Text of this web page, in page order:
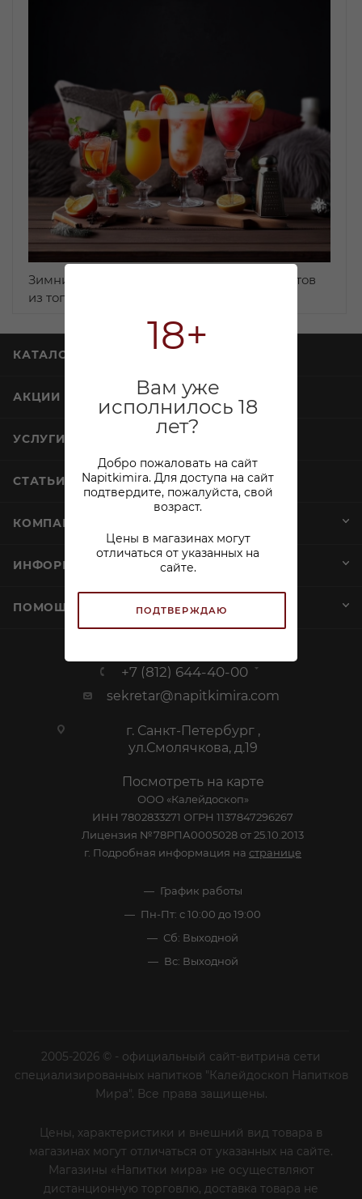
18+
Вам уже
исполнилось 18
лет?
Добро пожаловать на сайт
Napitkimira. Для доступа на сайт
подтвердите, пожалуйста, свой
возраст.
Цены в магазинах могут
отличаться от указанных на
сайте.
ПОДТВЕРЖДАЮ
Зимние коктейли дома — 5 простых рецептов
из того, что уже есть в баре
КАТАЛОГ
АКЦИИ
УСЛУГИ
СТАТЬИ
КОМПАНИЯ
ИНФОРМАЦИЯ
ПОМОЩЬ И СЕРВИСЫ
+7 (812) 644-40-00
sekretar@napitkimira.com
г. Санкт-Петербург ,
ул.Смолячкова, д.19
Посмотреть на карте
ООО «Калейдоскоп»
ИНН 7802833271 ОГРН 1137847296267
Лицензия №78РПА0005028 от 25.10.2013
г. Подробная информация на странице
График работы
Пн-Пт: с 10:00 до 19:00
Сб: Выходной
Вс: Выходной
2005-2026 © - официальный сайт-витрина сети
специализированных напитков "Калейдоскоп Напитков
Мира". Все права защищены.
Цены, характеристики и внешний вид товара в
магазинах могут отличаться от указанных на сайте.
Магазины «Напитки мира» не осуществляют
дистанционную торговлю, доставка товара не